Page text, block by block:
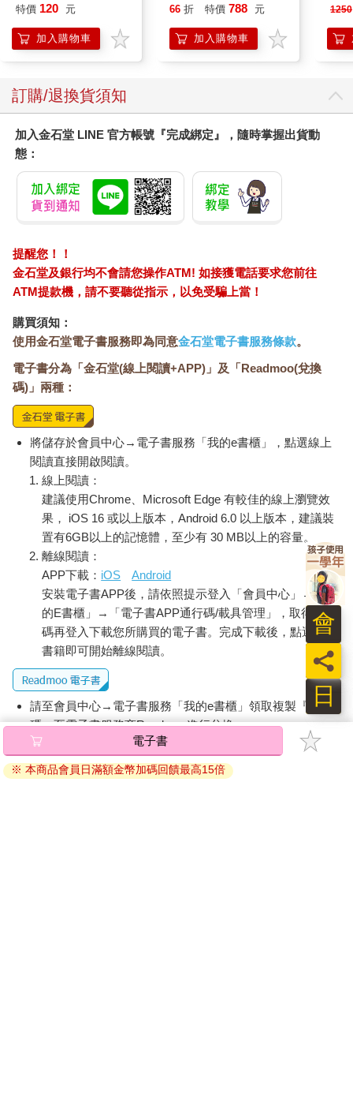
特價 120 元
加入購物車
66 折 特價 788 元
加入購物車
1250
訂購/退換貨須知
加入金石堂 LINE 官方帳號『完成綁定』，隨時掌握出貨動
態：
提醒您！！
金石堂及銀行均不會請您操作ATM! 如接獲電話要求您前往
ATM提款機，請不要聽從指示，以免受騙上當！
購買須知：
使用金石堂電子書服務即為同意金石堂電子書服務條款。
電子書分為「金石堂(線上閱讀+APP)」及「Readmoo(兌換
碼)」兩種：
將儲存於會員中心→電子書服務「我的e書櫃」，點選線上
閱讀直接開啟閱讀。
線上閱讀：
建議使用Chrome、Microsoft Edge 有較佳的線上瀏覽效
果， iOS 16 或以上版本，Android 6.0 以上版本，建議裝
置有6GB以上的記憶體，至少有 30 MB以上的容量。
離線閱讀：
APP下載： iOS
Android
安裝電子書APP後，請依照提示登入「會員中心」→「我
的E書櫃」→「電子書APP通行碼/載具管理」，取得通行
碼再登入下載您所購買的電子書。完成下載後，點選任一
書籍即可開始離線閱讀。
請至會員中心→電子書服務「我的e書櫃」領取複製『兌換
碼』至電子書服務商Readmoo進行兌換。
退換貨須知：
因版權保護，您在金石堂所購買的電子書僅能以金石堂專屬
電子書
※ 本商品會員日滿額金幣加碼回饋最高15倍
日
員
會